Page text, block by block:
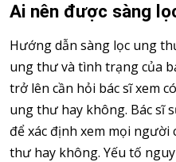
Ai nên được sàng
Hướng dẫn sàng lọc ung
ung thư và tình trạng của
trở lên cần hỏi bác sĩ xem
ung thư hay không. Bác sĩ
để xác định xem mọi người
thư hay không. Yếu tố